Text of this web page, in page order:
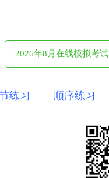
2026年8月在线模拟考试
练习 顺序练习